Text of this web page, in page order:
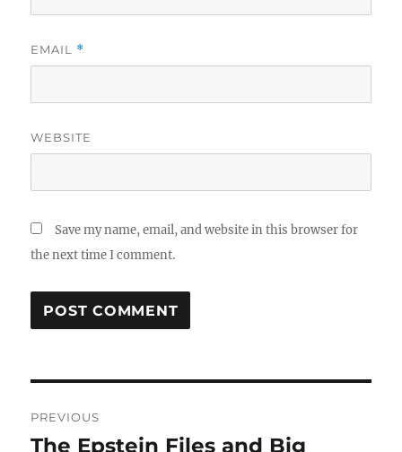
EMAIL *
WEBSITE
Save my name, email, and website in this browser for
the next time I comment.
navigation
PREVIOUS
Previous
The Epstein Files and Big